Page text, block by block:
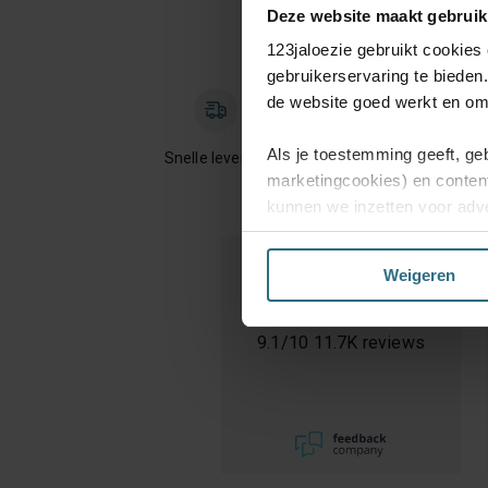
Deze website maakt
123jaloezie gebruikt
gebruikerservaring te
de website goed werkt en
Als je toestemming geeft,
marketingcookies) en
kunnen we inzetten voor
website en mogelijk ook
Kies je voor ‘Alles
jouw voorkeuren
Weigeren
Snelle levering
9.1 /10 11.7K reviews